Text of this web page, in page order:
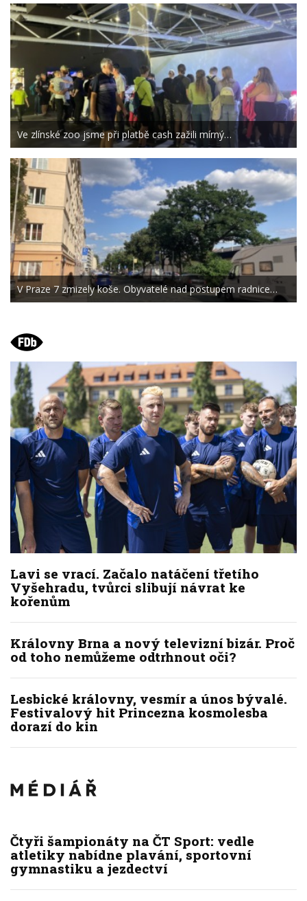
Ve zlínské zoo jsme při platbě cash zažili mírný…
V Praze 7 zmizely koše. Obyvatelé nad postupem radnice…
Lavi se vrací. Začalo natáčení třetího
Vyšehradu, tvůrci slibují návrat ke
kořenům
Královny Brna a nový televizní bizár. Proč
od toho nemůžeme odtrhnout oči?
Lesbické královny, vesmír a únos bývalé.
Festivalový hit Princezna kosmolesba
dorazí do kin
Čtyři šampionáty na ČT Sport: vedle
atletiky nabídne plavání, sportovní
gymnastiku a jezdectví